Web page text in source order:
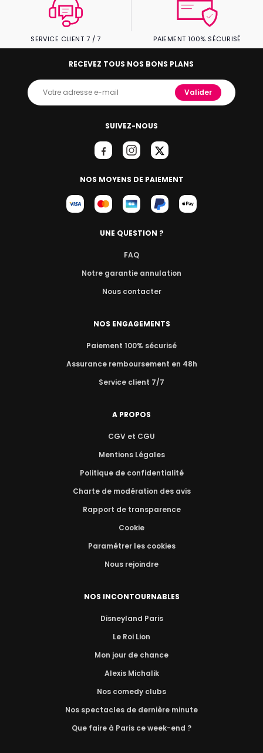
SERVICE CLIENT 7 / 7 PAIEMENT 100% SÉCURISÉ
SUIVEZ-NOUS
NOS MOYENS DE PAIEMENT
RECEVEZ TOUS NOS BONS PLANS
Valider
UNE QUESTION ?
FAQ
Notre garantie annulation
Nous contacter
NOS ENGAGEMENTS
Paiement 100% sécurisé
Assurance remboursement en 48h
Service client 7/7
A PROPOS
CGV et CGU
Mentions Légales
Politique de confidentialité
Charte de modération des avis
Rapport de transparence
Cookie
Paramétrer les cookies
Nous rejoindre
NOS INCONTOURNABLES
Disneyland Paris
Le Roi Lion
Mon jour de chance
Alexis Michalik
Nos comedy clubs
Nos spectacles de dernière minute
Que faire à Paris ce week-end ?